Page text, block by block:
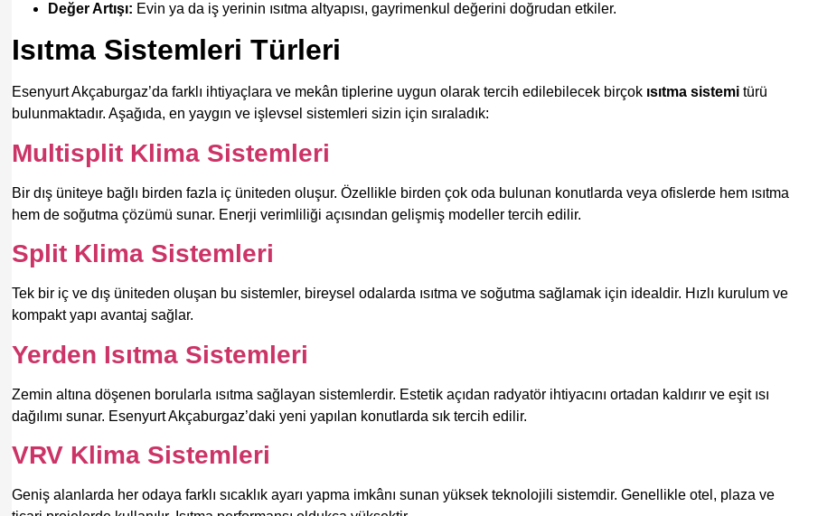
Değer Artışı: Evin ya da iş yerinin ısıtma altyapısı, gayrimenkul değerini doğrudan etkiler.
Isıtma Sistemleri Türleri
Esenyurt Akçaburgaz’da farklı ihtiyaçlara ve mekân tiplerine uygun olarak tercih edilebilecek birçok ısıtma sistemitürü
bulunmaktadır. Aşağıda, en yaygın ve işlevsel sistemleri sizin için sıraladık:
Multisplit Klima Sistemleri
Bir dış üniteye bağlı birden fazla iç üniteden oluşur. Özellikle birden çok oda bulunan konutlarda veya ofislerde hem ısıtma
hem de soğutma çözümü sunar. Enerji verimliliği açısından gelişmiş modeller tercih edilir.
Split Klima Sistemleri
Tek bir iç ve dış üniteden oluşan bu sistemler, bireysel odalarda ısıtma ve soğutma sağlamak için idealdir. Hızlı kurulum ve
kompakt yapı avantaj sağlar.
Yerden Isıtma Sistemleri
Zemin altına döşenen borularla ısıtma sağlayan sistemlerdir. Estetik açıdan radyatör ihtiyacını ortadan kaldırır ve eşit ısı
dağılımı sunar. Esenyurt Akçaburgaz’daki yeni yapılan konutlarda sık tercih edilir.
VRV Klima Sistemleri
Geniş alanlarda her odaya farklı sıcaklık ayarı yapma imkânı sunan yüksek teknolojili sistemdir. Genellikle otel, plaza ve